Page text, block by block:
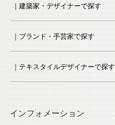
｜建築家・デザイナーで探す
｜ブランド・手芸家で探す
｜テキスタイルデザイナーで探す
インフォメーション